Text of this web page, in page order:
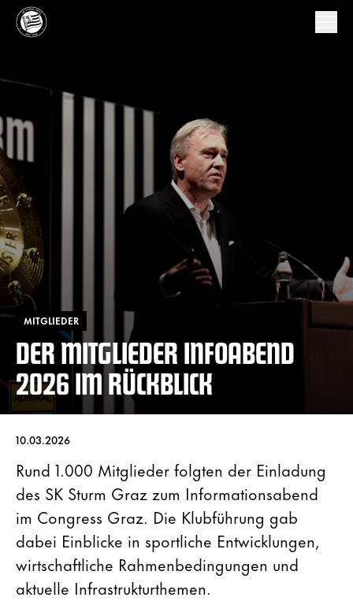
MITGLIEDER
DER MITGLIEDER INFOABEND
2026 IM RÜCKBLICK
10.03.2026
Rund 1.000 Mitglieder folgten der Einladung
des SK Sturm Graz zum Informationsabend
im Congress Graz. Die Klubführung gab
dabei Einblicke in sportliche Entwicklungen,
wirtschaftliche Rahmenbedingungen und
aktuelle Infrastrukturthemen.